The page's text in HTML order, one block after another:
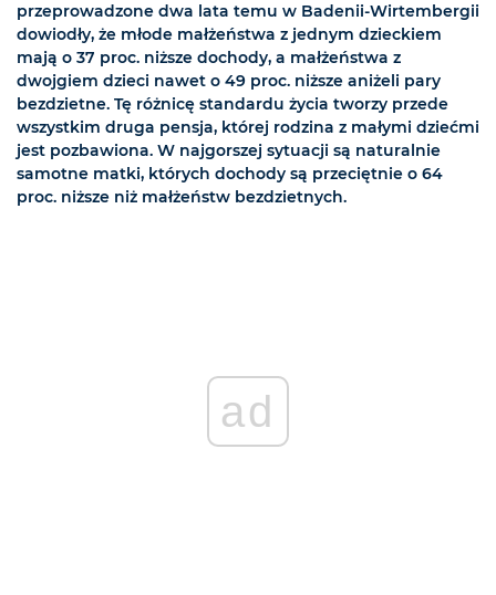
przeprowadzone dwa lata temu w Badenii-Wirtembergii
dowiodły, że młode małżeństwa z jednym dzieckiem
mają o 37 proc. niższe dochody, a małżeństwa z
dwojgiem dzieci nawet o 49 proc. niższe aniżeli pary
bezdzietne. Tę różnicę standardu życia tworzy przede
wszystkim druga pensja, której rodzina z małymi dziećmi
jest pozbawiona. W najgorszej sytuacji są naturalnie
samotne matki, których dochody są przeciętnie o 64
proc. niższe niż małżeństw bezdzietnych.
ad